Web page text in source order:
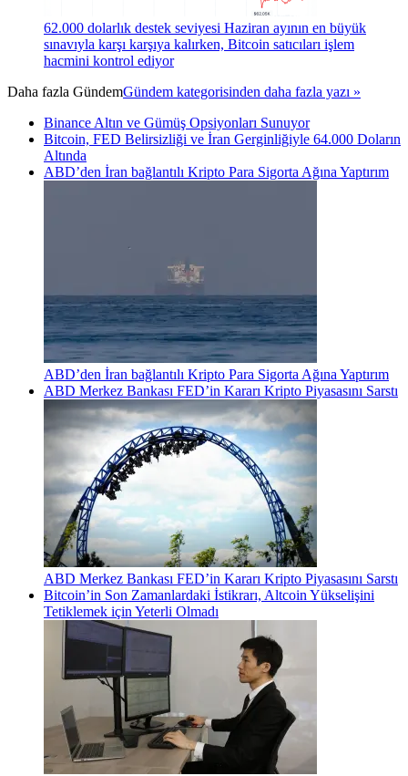
62.000 dolarlık destek seviyesi Haziran ayının en büyük
sınavıyla karşı karşıya kalırken, Bitcoin satıcıları işlem
hacmini kontrol ediyor
Daha fazla GündemGündem kategorisinden daha fazla yazı »
Binance Altın ve Gümüş Opsiyonları Sunuyor
Bitcoin, FED Belirsizliği ve İran Gerginliğiyle 64.000 Doların
Altında
ABD’den İran bağlantılı Kripto Para Sigorta Ağına Yaptırım
ABD’den İran bağlantılı Kripto Para Sigorta Ağına Yaptırım
ABD Merkez Bankası FED’in Kararı Kripto Piyasasını Sarstı
ABD Merkez Bankası FED’in Kararı Kripto Piyasasını Sarstı
Bitcoin’in Son Zamanlardaki İstikrarı, Altcoin Yükselişini
Tetiklemek için Yeterli Olmadı